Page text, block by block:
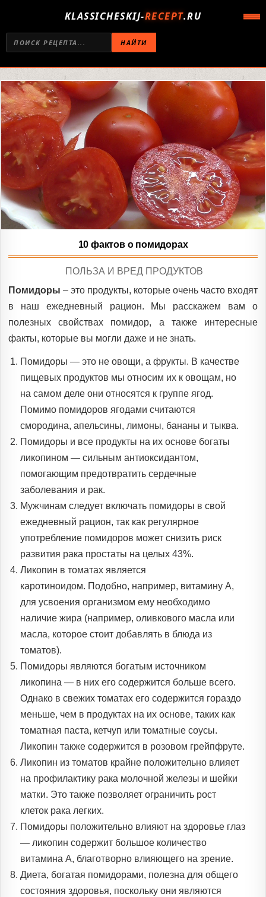
KLASSICHESKIJ-RECEPT.RU
НАЙТИ
10 фактов о помидорах
POSTED
ПОЛЬЗА И ВРЕД ПРОДУКТОВ
Помидоры – это продукты, которые очень часто входят
в наш ежедневный рацион. Мы расскажем вам о
полезных свойствах помидор, а также интересные
факты, которые вы могли даже и не знать.
Помидоры — это не овощи, а фрукты. В качестве
пищевых продуктов мы относим их к овощам, но
на самом деле они относятся к группе ягод.
Помимо помидоров ягодами считаются
смородина, апельсины, лимоны, бананы и тыква.
Помидоры и все продукты на их основе богаты
ликопином — сильным антиоксидантом,
помогающим предотвратить сердечные
заболевания и рак.
Мужчинам следует включать помидоры в свой
ежедневный рацион, так как регулярное
употребление помидоров может снизить риск
развития рака простаты на целых 43%.
Ликопин в томатах является
каротиноидом. Подобно, например, витамину А,
для усвоения организмом ему необходимо
наличие жира (например, оливкового масла или
масла, которое стоит добавлять в блюда из
томатов).
Помидоры являются богатым источником
ликопина — в них его содержится больше всего.
Однако в свежих томатах его содержится гораздо
меньше, чем в продуктах на их основе, таких как
томатная паста, кетчуп или томатные соусы.
Ликопин также содержится в розовом грейпфруте.
Ликопин из томатов крайне положительно влияет
на профилактику рака молочной железы и шейки
матки. Это также позволяет ограничить рост
клеток рака легких.
Помидоры положительно влияют на здоровье глаз
— ликопин содержит большое количество
витамина А, благотворно влияющего на зрение.
Диета, богатая помидорами, полезна для общего
состояния здоровья, поскольку они являются